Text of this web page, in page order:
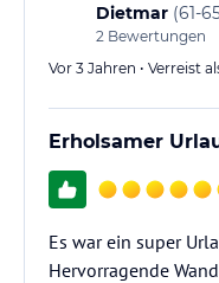
Dietmar (61-
2 Bewertungen
Vor 3 Jahren • Verreist
Erholsamer
Es war ein super
Hervorragende